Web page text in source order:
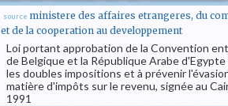
source ministere des affaires etrangeres, du
et de la cooperation au developpement
Loi portant approbation de la Convention
de Belgique et la République Arabe
les doubles impositions et à prévenir
matière d'impôts sur le revenu, signée au
1991